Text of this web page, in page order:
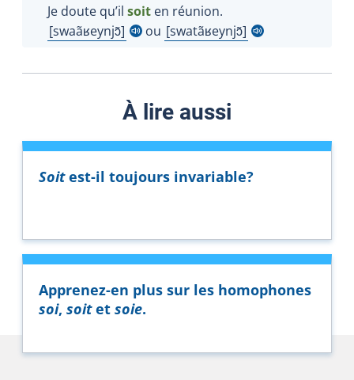
Je doute qu’il soit en réunion.
swaãʁeynjɔ̃
Afficher l'infobulle
ou swatãʁeynjɔ̃
Afficher l'infobulle
À lire aussi
Soitest-il toujours invariable?
Apprenez-en plus sur les homophones
soi, soitet soie.